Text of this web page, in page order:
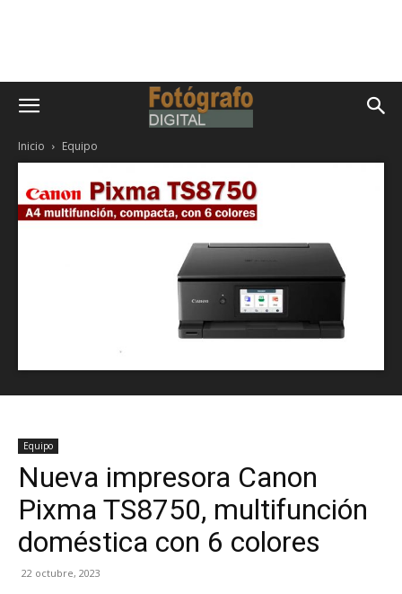
Inicio Equipo
Equipo
Nueva impresora Canon
Pixma TS8750, multifunción
doméstica con 6 colores
22 octubre, 2023